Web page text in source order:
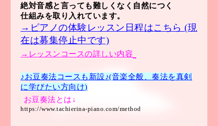
絶対音感と言っても難しくなく自然につく
仕組みを取り入れています。
→ピアノの体験レッスン日程はこちら (現
在は募集停止中です)
→レッスンコースの詳しい内容
♪お豆奏法コースも新設♪(音楽全般、奏法を真剣
に学びたい方向け)
お豆奏法とは↓
https://www.tachierina-piano.com/method